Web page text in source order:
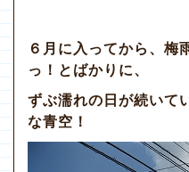
６月に入ってから、梅
っ！とばかりに、
ずぶ濡れの日が続いて
な青空！